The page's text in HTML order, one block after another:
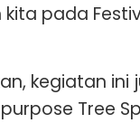
pada
kegiatan
Tree